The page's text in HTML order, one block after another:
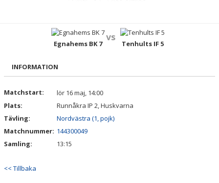
BILDGALLERI
KONTAKT
Egnahems BK 7
vs
Tenhults IF 5
INFORMATION
Matchstart:
lör 16 maj, 14:00
Plats:
Runnåkra IP 2, Huskvarna
Tävling:
Nordvästra (1, pojk)
Matchnummer: 144300049
Samling:
13:15
<< Tillbaka